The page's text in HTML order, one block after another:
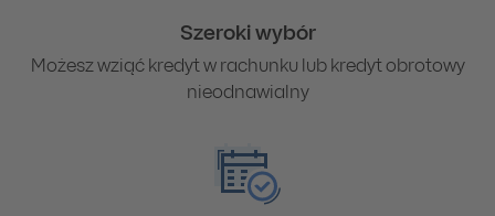
Szeroki wybór
Możesz wziąć kredyt w rachunku lub kredyt obrotowy
nieodnawialny